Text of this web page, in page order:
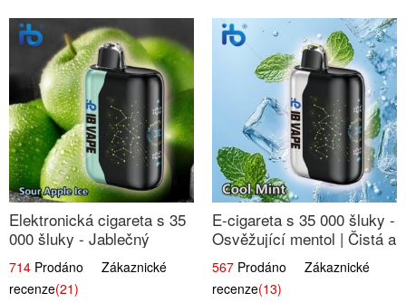
Elektronická cigareta s 35
000 šluky - Jablečný
kyselý led | Osvěžující
kyselá jablka
714 Prodáno Zákaznické
recenze(21)
E-cigareta s 35 000 šluky -
Osvěžující mentol | Čistá a
svěží chuť
567 Prodáno Zákaznické
recenze(13)